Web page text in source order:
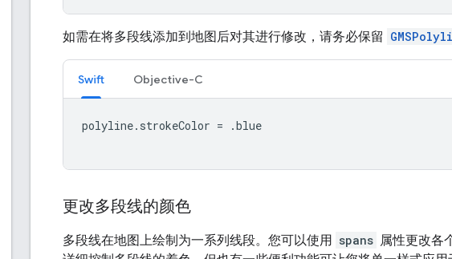
如需在将多段线添加到地图后对其进行修改，请务必保留
Swift Objective-C
polyline. strokeColor = .blue
更改多段线的颜色
多段线在地图上绘制为一系列线段。您可以使用 spans 属性更改各